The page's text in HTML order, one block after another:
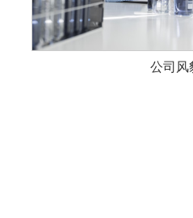
公司风